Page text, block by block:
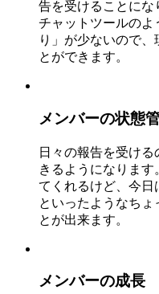
告を受けることにな
チャットツールのよ
り」が少ないので
とができます。
メンバーの状態
日々の報告を受け
きるようになりま
てくれるけど、今日
といったようなちょ
とが出来ます。
メンバーの成長